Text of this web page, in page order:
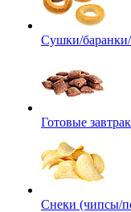
Сушки/баранки/
Готовые
Снеки (чипсы/